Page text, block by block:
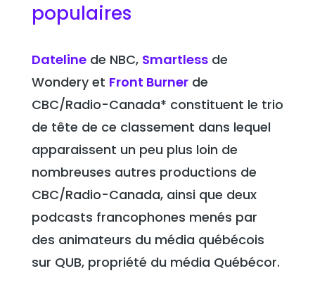
populaires
Datelinede NBC, Smartlessde
Wondery et Front Burnerde
CBC/Radio-Canada* constituent le trio
de tête de ce classement dans lequel
apparaissent un peu plus loin de
nombreuses autres productions de
CBC/Radio-Canada, ainsi que deux
podcasts francophones menés par
des animateurs du média québécois
sur QUB, propriété du média Québécor.